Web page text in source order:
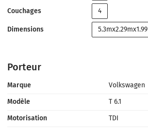
Couchages 4
Dimensions 5.3mx2.29mx1.99
Porteur
Marque
Volkswagen
Modèle
T 6.1
Motorisation
TDI